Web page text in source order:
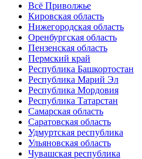
Всё Приволжье
Кировская область
Нижегородская область
Оренбургская область
Пензенская область
Пермский край
Республика Башкортостан
Республика Марий Эл
Республика Мордовия
Республика Татарстан
Самарская область
Саратовская область
Удмуртская республика
Ульяновская область
Чувашская республика